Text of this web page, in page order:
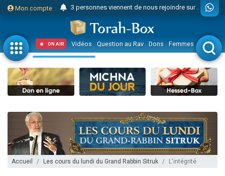
Mon compte 3 personnes viennent de nous rejoindre sur WhatsApp
Odaya vient de donner son Maasser
3 personnes viennent de faire un don pour 5 jours de vacances aux Orphelins
3 personnes viennent de faire un don pour Diane, 80 ans, dans un appartement insalubre
2 personnes viennent de nous rejoindre sur WhatsApp
13 personnes viennent de demander une bénédiction
30 personnes viennent de faire un don pour Sauvez la jambe de Yohan
Il reste 49 places pour étudier en groupe sur Zoom
12 nouvelles musiques dans Torah-Box Music
3 personnes viennent de nous rejoindre sur WhatsApp
ON AIR Vidéos Question au Rav Dons Femmes Enfants
Accueil Les cours du lundi du Grand Rabbin Sitruk L'intégrité